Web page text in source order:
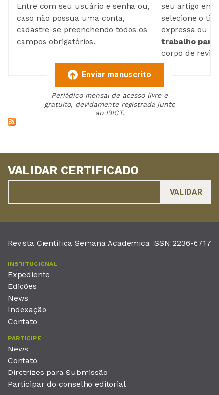
Entre com seu usuário e senha ou,
caso não possua uma conta,
cadastre-se preenchendo todos os
campos obrigatórios.
seu artigo em
selecione o
expressa ou
trabalho para
corpo de
Enviar manuscrito
Periódico mensal de acesso livre e
gratuito, devidamente registrada junto
ao IBICT.
VALIDAR CERTIFICADO
Revista Científica Semana Acadêmica ISSN 2236-6717
INSTITUCIONAL
Expediente
Edições
News
Indexação
Contato
PARTICIPE
News
Contato
Diretrizes para Submissão
Participar do conselho editorial